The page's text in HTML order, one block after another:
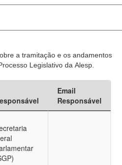
a tramitação e os andamentos
Legislativo da Alesp.
Email
Responsável